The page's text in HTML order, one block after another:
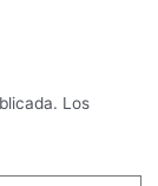
Los